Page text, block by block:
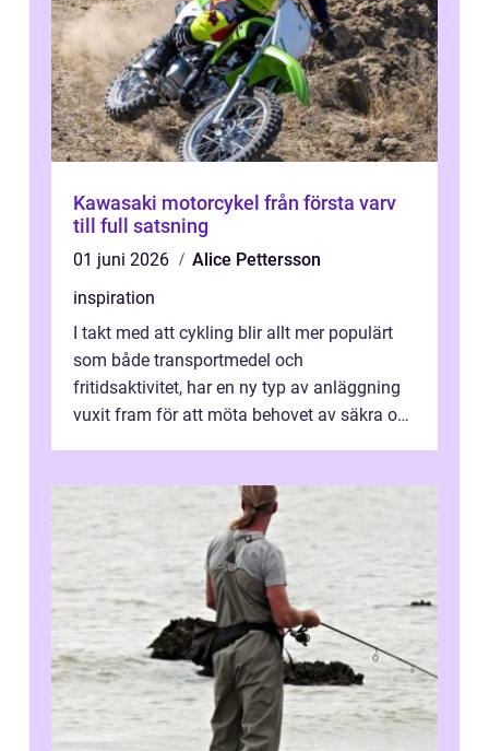
Kawasaki motorcykel från första varv
till full satsning
01 juni 2026
Alice Pettersson
inspiration
I takt med att cykling blir allt mer populärt
som både transportmedel och
fritidsaktivitet, har en ny typ av anläggning
vuxit fram för att möta behovet av säkra och